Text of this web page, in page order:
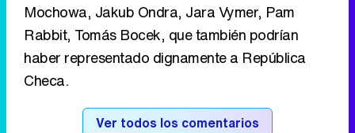
Mochowa, Jakub Ondra, Jara Vymer, Pam
Rabbit, Tomás Bocek, que también podrían
haber representado dignamente a República
Checa.
Ver todos los comentarios